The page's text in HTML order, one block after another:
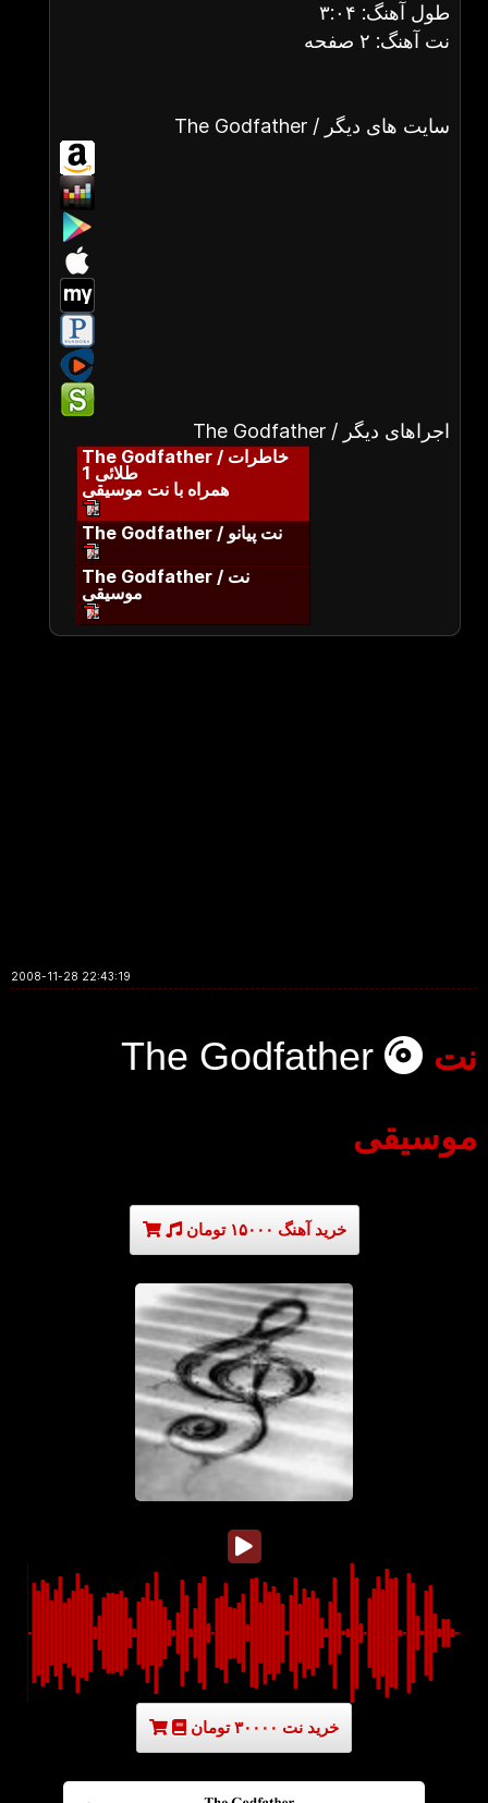
طول آهنگ: ۳:۰۴
نت آهنگ: ۲ صفحه
The Godfather / سایت های دیگر
The Godfather / اجراهای دیگر
The Godfather / خاطرات
طلائی 1
همراه با نت موسیقی
The Godfather / نت پیانو
The Godfather / نت
موسیقی
2008-11-28 22:43:19
The Godfather نت
موسیقی
خرید آهنگ ۱۵۰۰۰ تومان
خرید نت ۳۰۰۰۰ تومان